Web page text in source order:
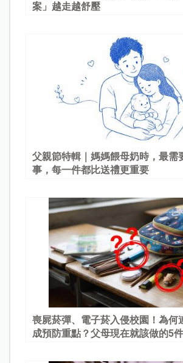
案」越走越舒壓
父親節特輯｜媽媽餵母奶時，最需
事，每一件都比送禮更重要
喪屍菸彈、電子菸入侵校園！為何
成預防重點？父母現在就該做的5